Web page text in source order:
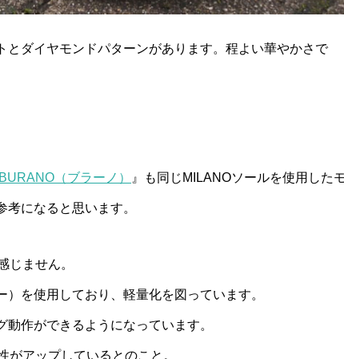
とダイヤモンドパターンがあります。程よい華やかさで
（ブラーノ） 』も同じMILANOソールを使用した
になると思います。
じません。
を使用しており、軽量化を図っています。
作ができるようになっています。
アップしているとのこと。